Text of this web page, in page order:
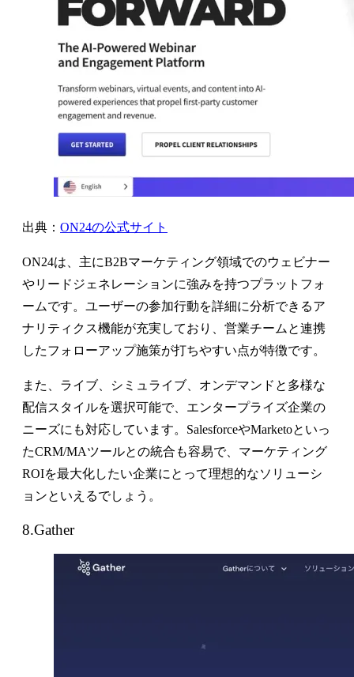
出典： ON24の公式サイト
ON24は、主にB2Bマーケティング領域でのウェビナー
やリードジェネレーションに強みを持つプラットフォ
ームです。ユーザーの参加行動を詳細に分析できるア
ナリティクス機能が充実しており、営業チームと連携
したフォローアップ施策が打ちやすい点が特徴です。
また、ライブ、シミュライブ、オンデマンドと多様な
配信スタイルを選択可能で、エンタープライズ企業の
ニーズにも対応しています。SalesforceやMarketoといっ
たCRM/MAツールとの統合も容易で、マーケティング
ROIを最大化したい企業にとって理想的なソリューシ
ョンといえるでしょう。
8.Gather